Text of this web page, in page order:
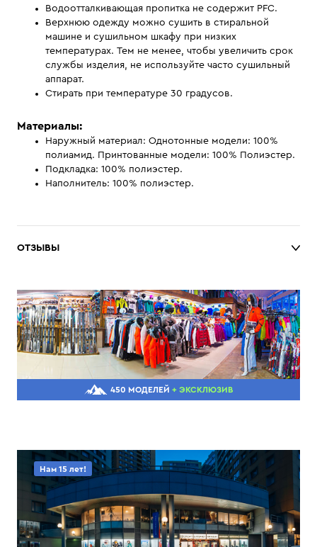
Водоотталкивающая пропитка не содержит PFC.
Верхнюю одежду можно сушить в стиральной
машине и сушильном шкафу при низких
температурах. Тем не менее, чтобы увеличить срок
службы изделия, не используйте часто сушильный
аппарат.
Стирать при температуре 30 градусов.
Материалы:
Наружный материал: Однотонные модели: 100%
полиамид. Принтованные модели: 100% Полиэстер.
Подкладка: 100% полиэстер.
Наполнитель: 100% полиэстер.
ОТЗЫВЫ
450 МОДЕЛЕЙ + ЭКСКЛЮЗИВ
Нам 15 лет!